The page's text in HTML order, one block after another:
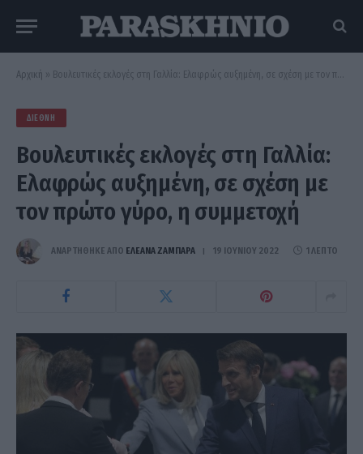
Αρχική » Βουλευτικές εκλογές στη Γαλλία: Ελαφρώς αυξημένη, σε σχέση με τον πρώτο γύρο, η συμμετοχή
ΔΙΕΘΝΉ
Βουλευτικές εκλογές στη Γαλλία:
Ελαφρώς αυξημένη, σε σχέση με
τον πρώτο γύρο, η συμμετοχή
ΑΝΑΡΤΗΘΗΚΕ ΑΠΟ ΕΛΕΑΝΑ ΖΑΜΠΑΡΑ 19 ΙΟΥΝΊΟΥ 2022 1 ΛΕΠΤΌ